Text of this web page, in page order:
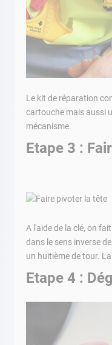
Le kit de réparation
cartouche mais aussi
mécanisme.
Etape 3 :
A l'aide de la clé, on
dans le sens inverse
un huitième de tour.
Etape 4 :